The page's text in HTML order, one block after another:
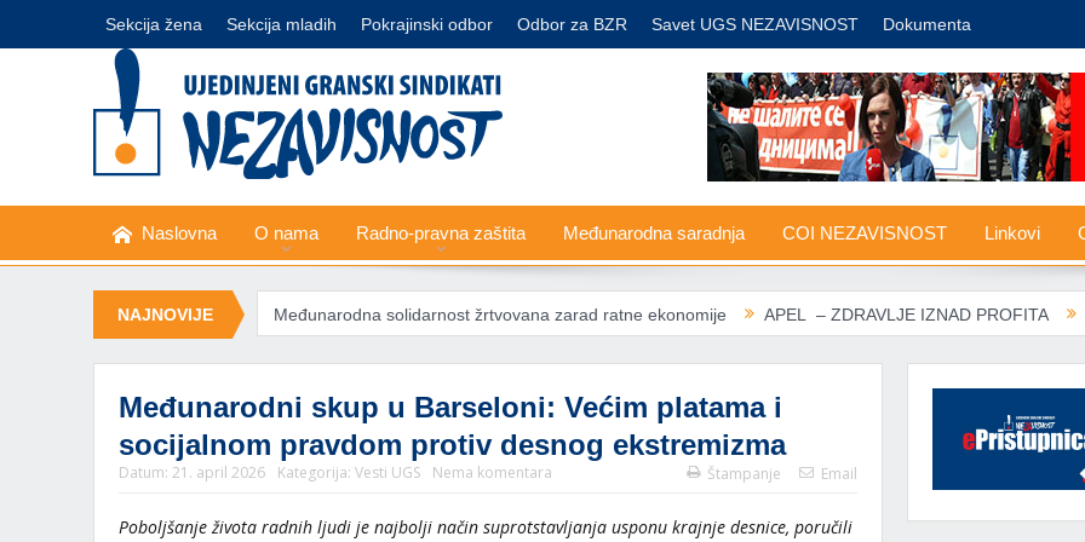
Sekcija žena Sekcija mladih Pokrajinski odbor Odbor za BZR Savet UGS NEZAVISNOST Dokumenta
Naslovna O nama Radno-pravna zaštita Međunarodna saradnja COI NEZAVISNOST Linkovi
NAJNOVIJE
struje Međunarodna solidarnost žrtvovana zarad ratne ekonomije APEL – ZDRAVLJE IZNAD PROFITA Nove carine
Međunarodni skup u Barseloni: Većim platama i
socijalnom pravdom protiv desnog ekstremizma
Datum: 21. april 2026 Kategorija: Vesti UGS Nema komentara Štampanje Email
Poboljšanje života radnih ljudi je najbolji način suprotstavljanja usponu krajnje desnice, poručili